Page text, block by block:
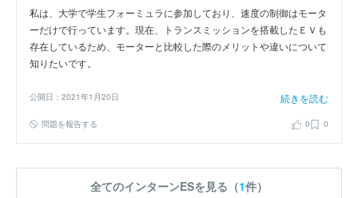
インターンシップへの参加が本選考でも有利になると思いました
か？ : はい
私は、大学で学生フォーミュラに参加しており、速度の制御はモータ
ーだけで行っています。現在、トランスミッションを搭載したＥＶも
存在しているため、モーターと比較した際のメリットや違いについて
知りたいです。
公開日：2021年1月20日 続きを読む
問題を報告する 0 0
全てのインターンESを見る（1件）